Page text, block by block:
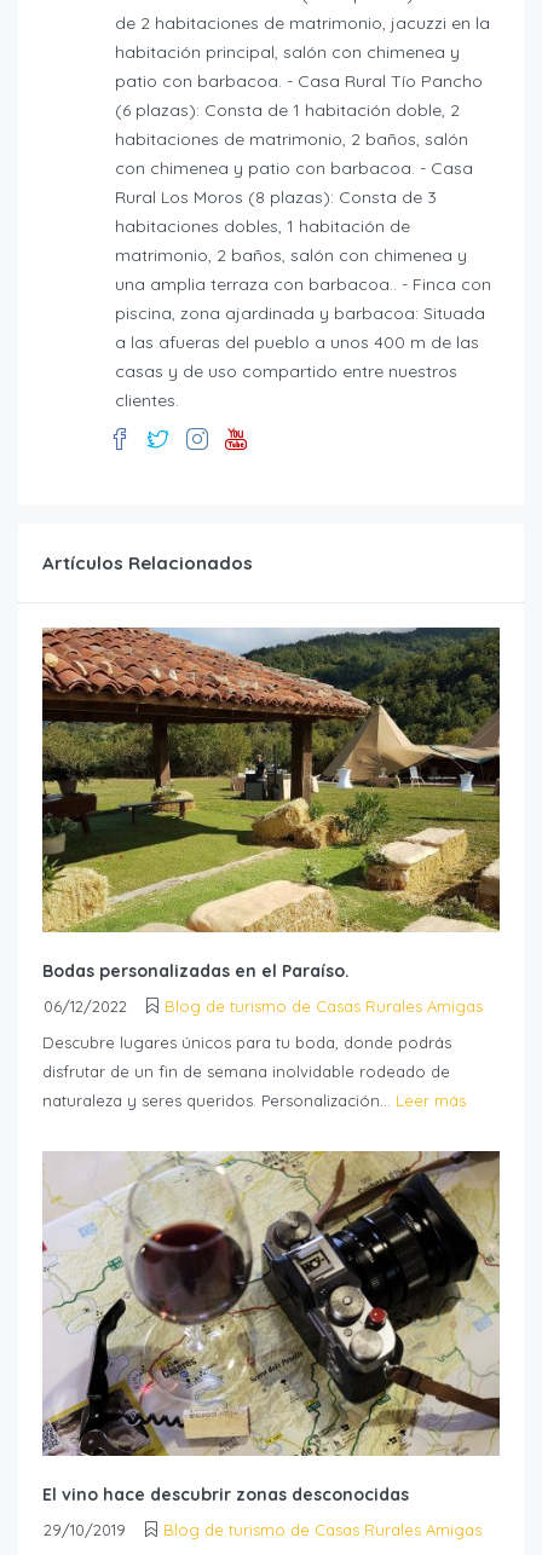
de 2 habitaciones de matrimonio, jacuzzi en la
habitación principal, salón con chimenea y
patio con barbacoa. - Casa Rural Tío Pancho
(6 plazas): Consta de 1 habitación doble, 2
habitaciones de matrimonio, 2 baños, salón
con chimenea y patio con barbacoa. - Casa
Rural Los Moros (8 plazas): Consta de 3
habitaciones dobles, 1 habitación de
matrimonio, 2 baños, salón con chimenea y
una amplia terraza con barbacoa.. - Finca con
piscina, zona ajardinada y barbacoa: Situada
a las afueras del pueblo a unos 400 m de las
casas y de uso compartido entre nuestros
clientes.
Artículos Relacionados
Bodas personalizadas en el Paraíso.
06/12/2022
Blog de turismo de Casas Rurales Amigas
Descubre lugares únicos para tu boda, donde podrás
disfrutar de un fin de semana inolvidable rodeado de
naturaleza y seres queridos. Personalización... Leer más
El vino hace descubrir zonas desconocidas
29/10/2019
Blog de turismo de Casas Rurales Amigas